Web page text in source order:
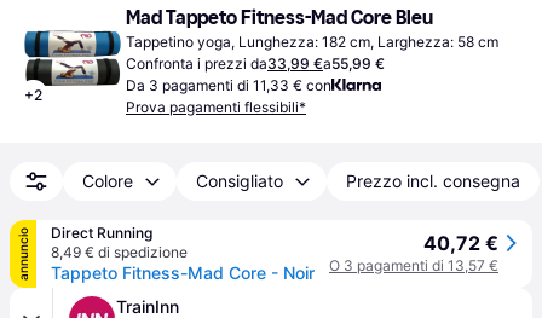
+2
Mad Tappeto Fitness-Mad Core Bleu
Tappetino yoga, Lunghezza: 182 cm, Larghezza: 58 cm
Confronta i prezzi da33,99 €a55,99 €
Da 3 pagamenti di 11,33 € con
Prova pagamenti flessibili*
Colore Consigliato Prezzo incl. consegna
annuncio
Direct Running
8,49 € di spedizione
Tappeto Fitness-Mad Core - Noir
40,72 €
O 3 pagamenti di 13,57 €
TrainInn